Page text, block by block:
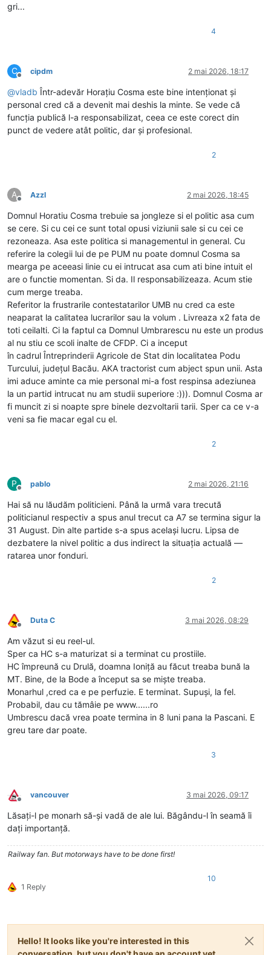
gri...
4
C
Deconectat
cipdm 2 mai 2026, 18:17
@vladb Într-adevăr Horațiu Cosma este bine intenționat și
personal cred că a devenit mai deshis la minte. Se vede că
funcția publică l-a responsabilizat, ceea ce este corect din
punct de vedere atât politic, dar și profesional.
2
A
Deconectat
Azzl 2 mai 2026, 18:45
Domnul Horatiu Cosma trebuie sa jongleze si el politic asa cum
se cere. Si cu cei ce sunt total opusi viziunii sale si cu cei ce
rezoneaza. Asa este politica si managementul in general. Cu
referire la colegii lui de pe PUM nu poate domnul Cosma sa
mearga pe aceeasi linie cu ei intrucat asa cum ati bine intuit el
are o functie momentan. Si da. Il responsabilizeaza. Acum stie
cum merge treaba.
Referitor la frustrarile contestatarilor UMB nu cred ca este
neaparat la calitatea lucrarilor sau la volum . Livreaza x2 fata de
toti ceilalti. Ci la faptul ca Domnul Umbrarescu nu este un produs
al nu stiu ce scoli inalte de CFDP. Ci a inceput
în cadrul Întreprinderii Agricole de Stat din localitatea Podu
Turcului, județul Bacău. AKA tractorist cum abject spun unii. Asta
imi aduce aminte ca mie personal mi-a fost respinsa adeziunea
la un partid intrucat nu am studii superiore :))). Domnul Cosma ar
fi muncit zi si noapte spre binele dezvoltarii tarii. Sper ca ce v-a
veni sa fie macar egal cu el.
2
P
Deconectat
pablo 2 mai 2026, 21:16
Hai să nu lăudăm politicieni. Până la urmă vara trecută
politicianul respectiv a spus anul trecut ca A7 se termina sigur la
31 August. Din alte partide s-a spus același lucru. Lipsa de
dezbatere la nivel politic a dus indirect la situația actuală —
ratarea unor fonduri.
2
Deconectat
Duta C 3 mai 2026, 08:29
Am văzut si eu reel-ul.
Sper ca HC s-a maturizat si a terminat cu prostiile.
HC împreună cu Drulă, doamna Ioniță au făcut treaba bună la
MT. Bine, de la Bode a început sa se miște treaba.
Monarhul ,cred ca e pe perfuzie. E terminat. Supuși, la fel.
Probabil, dau cu tămâie pe www......ro
Umbrescu dacă vrea poate termina in 8 luni pana la Pascani. E
greu tare dar poate.
3
Deconectat
vancouver 3 mai 2026, 09:17
Lăsați-l pe monarh să-și vadă de ale lui. Băgându-l în seamă îi
dați importanță.
Railway fan. But motorways have to be done first!
1 Reply
10
Hello! It looks like you're interested in this